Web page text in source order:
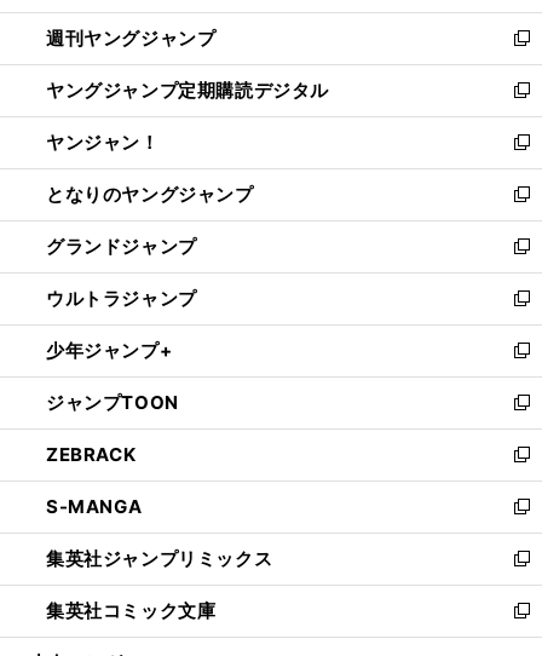
開
く
ウ
で
開
く
ン
ド
ウ
で
開
く
ウ
ィ
ン
ド
ウ
で
開
く
週刊ヤングジャンプ
新
し
い
ウ
ィ
ン
ド
ウ
で
開
く
ヤングジャンプ定期購読デジタル
新
し
い
ウ
ィ
ン
ド
ウ
で
開
く
ヤンジャン！
新
し
い
ウ
ィ
ン
ド
ウ
で
開
く
となりのヤングジャンプ
新
し
い
ウ
ィ
ン
ド
ウ
で
開
く
グランドジャンプ
新
し
い
ウ
ィ
ン
ド
ウ
で
開
く
ウルトラジャンプ
新
し
い
ウ
ィ
ン
ド
ウ
で
開
く
少年ジャンプ+
新
し
い
ウ
ィ
ン
ド
ウ
で
開
く
ジャンプTOON
新
し
い
ウ
ィ
ン
ド
ウ
で
開
ZEBRACK
新
し
い
ウ
ィ
ン
ド
ウ
S-MANGA
新
し
い
ウ
ィ
ン
集英社ジャンプリミックス
新
し
い
ウ
集英社コミック文庫
新
し